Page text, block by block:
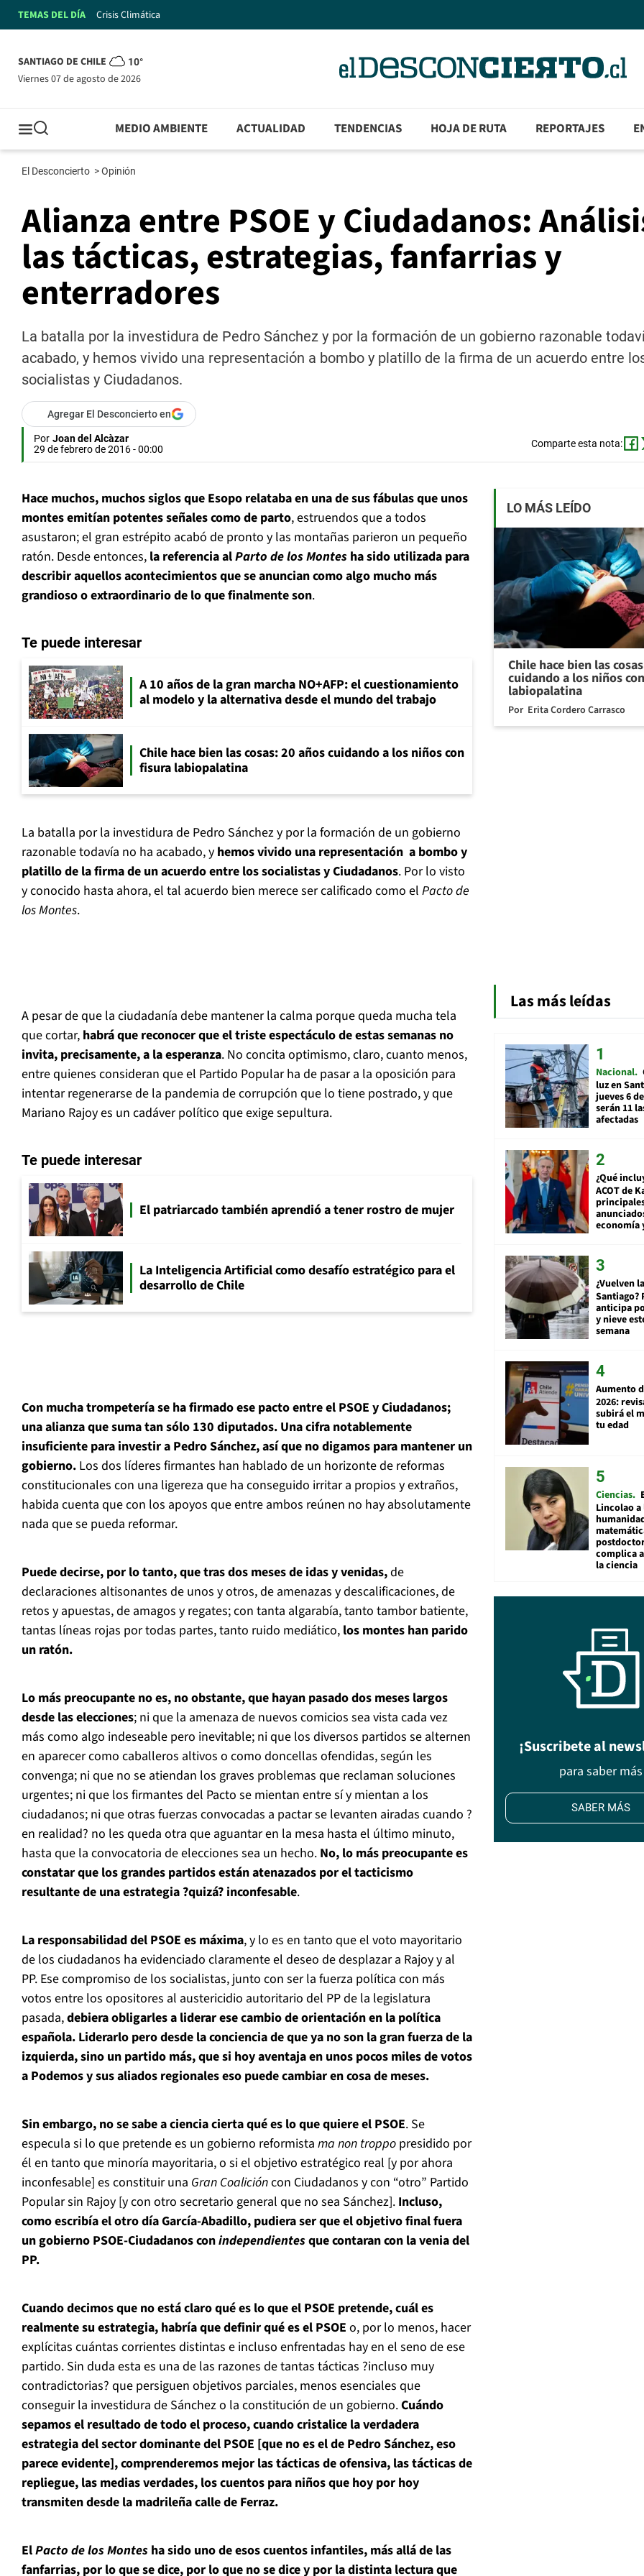
TEMAS DEL DÍA Crisis Climática
SANTIAGO DE CHILE 10°
viernes 07 de agosto de 2026
MEDIO AMBIENTE ACTUALIDAD TENDENCIAS HOJA DE RUTA REPORTAJES
El Desconcierto >Opinión
Alianza entre PSOE y Ciudadanos:
las tácticas, estrategias, fanfarrias y
enterradores
La batalla por la investidura de Pedro Sánchez y por la formación de un gobierno razonable
acabado, y hemos vivido una representación a bombo y platillo de la firma de un acuerdo entre
socialistas y Ciudadanos.
Agregar El Desconcierto en
Por Joan del Alcàzar
29 de febrero de 2016 - 00:00
Comparte esta nota:
Hace muchos, muchos siglos que Esopo relataba en una de sus fábulas que unos
montes emitían potentes señales como de parto, estruendos que a todos
asustaron; el gran estrépito acabó de pronto y las montañas parieron un pequeño
ratón. Desde entonces, la referencia alParto de los Montes ha sido utilizada para
describir aquellos acontecimientos que se anuncian como algo mucho más
grandioso o extraordinario de lo que finalmente son.
Te puede interesar
A 10 años de la gran marcha NO+AFP: el cuestionamiento
al modelo y la alternativa desde el mundo del trabajo
Chile hace bien las cosas: 20 años cuidando a los niños con
fisura labiopalatina
La batalla por la investidura de Pedro Sánchez y por la formación de un gobierno
razonable todavía no ha acabado, y hemos vivido una representación a bombo y
platillo de la firma de un acuerdo entre los socialistas y Ciudadanos. Por lo visto
y conocido hasta ahora, el tal acuerdo bien merece ser calificado como el Pacto de
los Montes.
A pesar de que la ciudadanía debe mantener la calma porque queda mucha tela
que cortar, habrá que reconocer que el triste espectáculo de estas semanas no
invita, precisamente, a la esperanza. No concita optimismo, claro, cuanto menos,
entre quienes consideran que el Partido Popular ha de pasar a la oposición para
intentar regenerarse de la pandemia de corrupción que lo tiene postrado, y que
Mariano Rajoy es un cadáver político que exige sepultura.
Te puede interesar
El patriarcado también aprendió a tener rostro de mujer
La Inteligencia Artificial como desafío estratégico para el
desarrollo de Chile
Con mucha trompetería se ha firmado ese pacto entre el PSOE y Ciudadanos;
una alianza que suma tan sólo 130 diputados. Una cifra notablemente
insuficiente para investir a Pedro Sánchez, así que no digamos para mantener un
gobierno. Los dos líderes firmantes han hablado de un horizonte de reformas
constitucionales con una ligereza que ha conseguido irritar a propios y extraños,
habida cuenta que con los apoyos que entre ambos reúnen no hay absolutamente
nada que se pueda reformar.
Puede decirse, por lo tanto, que tras dos meses de idas y venidas,de
declaraciones altisonantes de unos y otros, de amenazas y descalificaciones, de
retos y apuestas, de amagos y regates; con tanta algarabía, tanto tambor batiente,
tantas líneas rojas por todas partes, tanto ruido mediático, los montes han parido
un ratón.
Lo más preocupante no es, no obstante, que hayan pasado dos meses largos
desde las elecciones; ni que la amenaza de nuevos comicios sea vista cada vez
más como algo indeseable pero inevitable; ni que los diversos partidos se alternen
en aparecer como caballeros altivos o como doncellas ofendidas, según les
convenga; ni que no se atiendan los graves problemas que reclaman soluciones
urgentes; ni que los firmantes del Pacto se mientan entre sí y mientan a los
ciudadanos; ni que otras fuerzas convocadas a pactar se levanten airadas cuando ?
en realidad? no les queda otra que aguantar en la mesa hasta el último minuto,
hasta que la convocatoria de elecciones sea un hecho. No, lo más preocupante es
constatar que los grandes partidos están atenazados por el tacticismo
resultante de una estrategia ?quizá? inconfesable.
La responsabilidad del PSOE es máxima, y lo es en tanto que el voto mayoritario
de los ciudadanos ha evidenciado claramente el deseo de desplazar a Rajoy y al
PP. Ese compromiso de los socialistas, junto con ser la fuerza política con más
votos entre los opositores al austericidio autoritario del PP de la legislatura
pasada,debiera obligarles a liderar ese cambio de orientación en la política
española. Liderarlo pero desde la conciencia de que ya no son la gran fuerza de la
izquierda, sino un partido más, que si hoy aventaja en unos pocos miles de votos
a Podemos y sus aliados regionales eso puede cambiar en cosa de meses.
Sin embargo, no se sabe a ciencia cierta qué es lo que quiere el PSOE. Se
especula si lo que pretende es un gobierno reformista ma non troppo presidido por
él en tanto que minoría mayoritaria, o si el objetivo estratégico real [y por ahora
inconfesable] es constituir una Gran Coalicióncon Ciudadanos y con “otro” Partido
Popular sin Rajoy [y con otro secretario general que no sea Sánchez]. Incluso,
como escribía el otro día García-Abadillo, pudiera ser que el objetivo final fuera
un gobierno PSOE-Ciudadanos conindependientesque contaran con la venia del
PP.
Cuando decimos que no está claro qué es lo que el PSOE pretende, cuál es
realmente su estrategia, habría que definir qué es el PSOE o, por lo menos, hacer
explícitas cuántas corrientes distintas e incluso enfrentadas hay en el seno de ese
partido. Sin duda esta es una de las razones de tantas tácticas ?incluso muy
contradictorias? que persiguen objetivos parciales, menos esenciales que
conseguir la investidura de Sánchez o la constitución de un gobierno.Cuándo
sepamos el resultado de todo el proceso, cuando cristalice la verdadera
estrategia del sector dominante del PSOE [que no es el de Pedro Sánchez, eso
parece evidente], comprenderemos mejor las tácticas de ofensiva, las tácticas de
repliegue, las medias verdades, los cuentos para niños que hoy por hoy
transmiten desde la madrileña calle de Ferraz.
ElPacto de los Montes ha sido uno de esos cuentos infantiles, más allá de las
fanfarrias, por lo que se dice, por lo que no se dice y por la distinta lectura que
LO MÁS LEÍDO
Chile hace bien las
cuidando a los niños
labiopalatina
Por Erita Cordero Carrasco
Las más leídas
Nacional
luz en
jueves 6
serán 11
afectadas
¿Qué
ACOT de
economía
¿Vuelven
Santiago?
anticipa
y nieve
semana
Aumento
2026:
subirá el
tu edad
Ciencias
Lincolao a
complica
la ciencia
¡Suscribete al
para saber más
SABER MÁS